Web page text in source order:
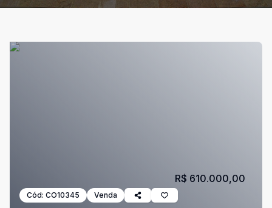
Cód: CO10345 Venda
R$ 610.000,00